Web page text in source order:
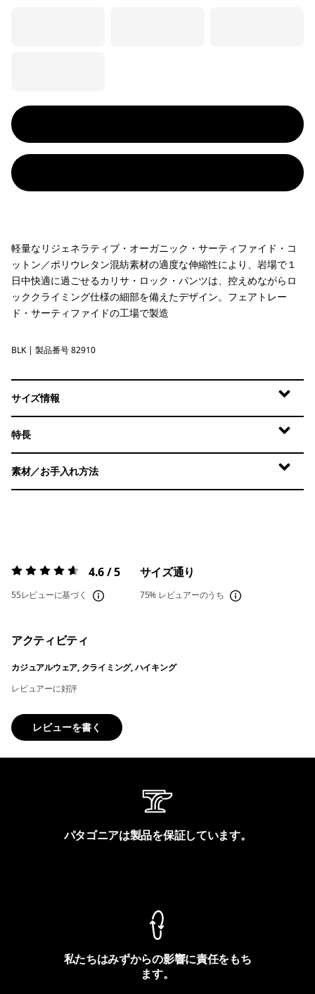
軽量なリジェネラティブ・オーガニック・サーティファイド・コ
ットン／ポリウレタン混紡素材の適度な伸縮性により、岩場で１
日中快適に過ごせるカリサ・ロック・パンツは、控えめながらロ
ッククライミング仕様の細部を備えたデザイン。フェアトレー
ド・サーティファイドの工場で製造
Black
BLK | 製品番号 82910
サイズ情報
特長
素材／お手入れ方法
評価:4.6 / 5 4.6 / 5
55レビューに基づく
サイズ通り
75% レビュアーのうち
アクティビティ
カジュアルウェア, クライミング, ハイキング
レビュアーに好評
レビューを書く
パタゴニアは製品を保証しています。
私たちはみずからの影響に責任をもち
ます。